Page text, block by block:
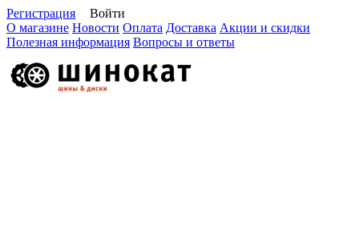
Регистрация
Войти
О магазине Новости Оплата Доставка Акции и скидки
Полезная информация Вопросы и ответы